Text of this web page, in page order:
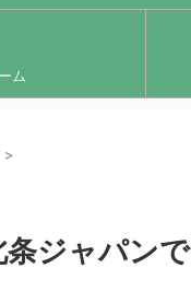
ム
>
ジャパンで